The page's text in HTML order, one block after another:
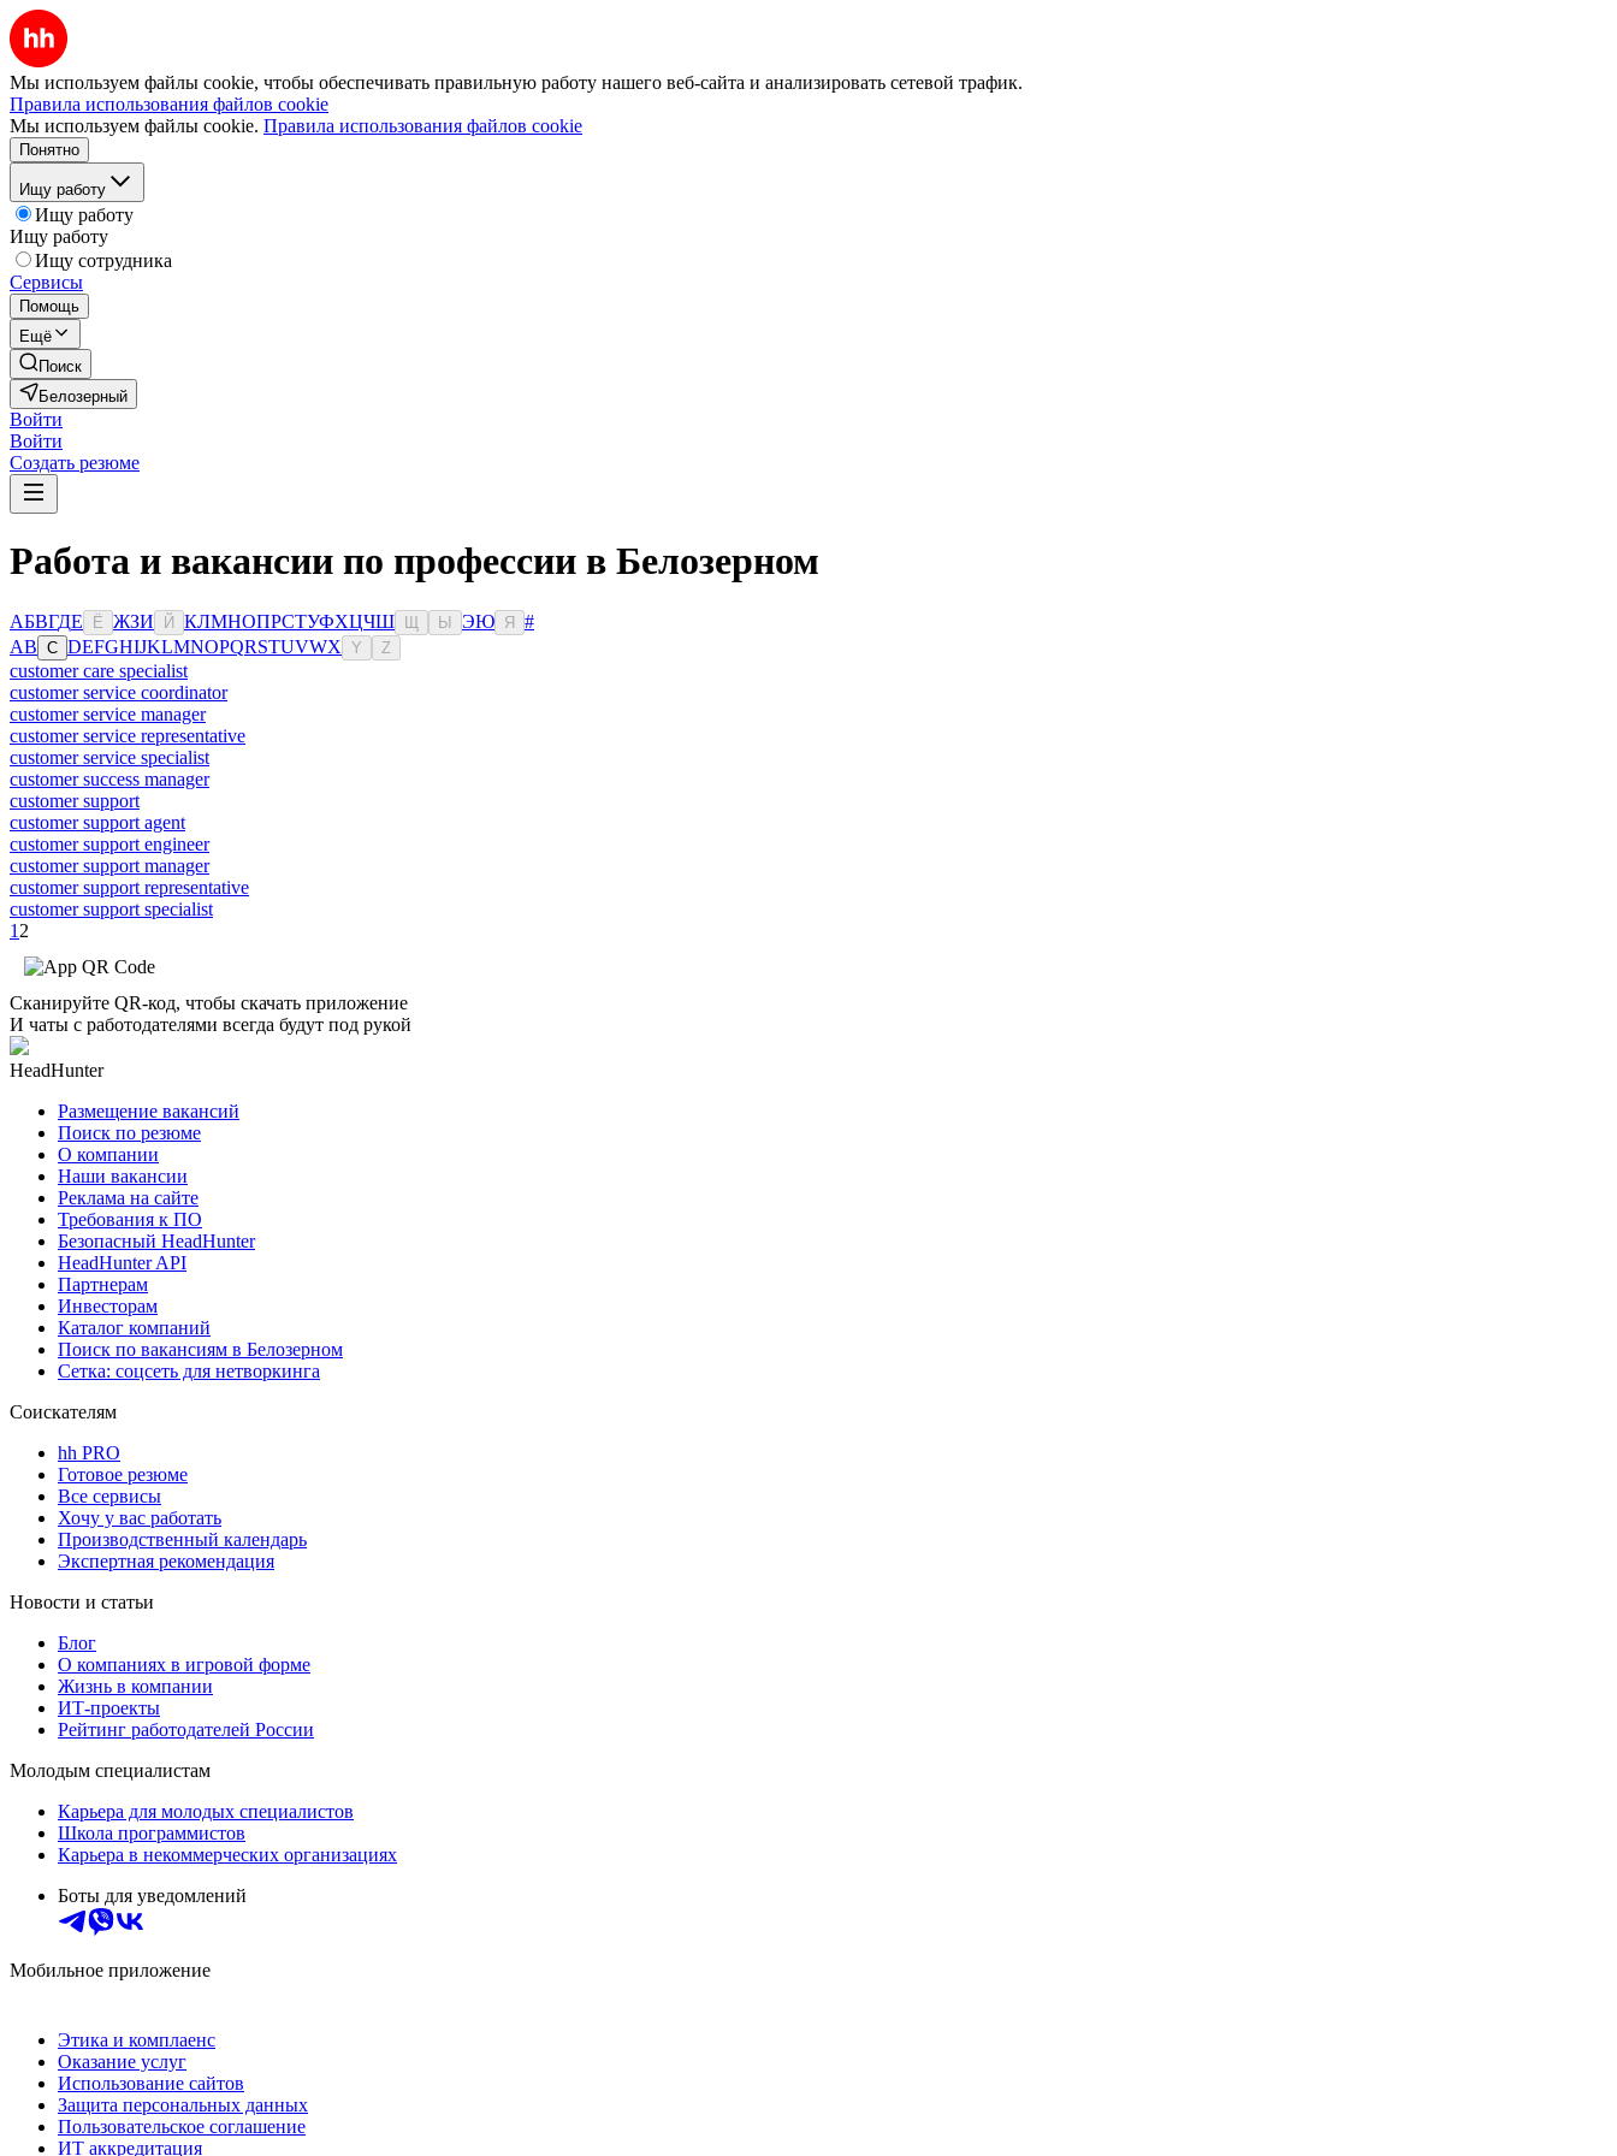
Мы используем файлы cookie, чтобы обеспечивать правильную работу нашего веб-сайта и анализировать сетевой трафик.
Правила использования файлов cookie
Мы используем файлы cookie. Правила использования файлов cookie
Понятно
Ищу работу
Ищу работу
Ищу работу
Ищу сотрудника
Сервисы
Помощь
Ещё
Поиск
Белозерный
Войти
Войти
Создать резюме
Работа и вакансии по профессии в Белозерном
АБВГДЕ Ё ЖЗИ Й КЛМНОПРСТУФХЦЧШ Ы ЭЮ Я
#
AB C DEFGHIJKLMNOPQRSTUVWX Y Z
customer care specialist
customer service coordinator
customer service manager
customer service representative
customer service specialist
customer success manager
customer support
customer support agent
customer support engineer
customer support manager
customer support representative
customer support specialist
1 2
Сканируйте QR-код, чтобы скачать приложение
И чаты с работодателями всегда будут под рукой
HeadHunter
Размещение вакансий
Поиск по резюме
О компании
Наши вакансии
Реклама на сайте
Требования к ПО
Безопасный HeadHunter
HeadHunter API
Партнерам
Инвесторам
Каталог компаний
Поиск по вакансиям в Белозерном
Сетка: соцсеть для нетворкинга
Соискателям
hh PRO
Готовое резюме
Все сервисы
Хочу у вас работать
Производственный календарь
Экспертная рекомендация
Новости и статьи
Блог
О компаниях в игровой форме
Жизнь в компании
ИТ-проекты
Рейтинг работодателей России
Молодым специалистам
Карьера для молодых специалистов
Школа программистов
Карьера в некоммерческих организациях
Боты для уведомлений
Мобильное приложение
Этика и комплаенс
Оказание услуг
Использование сайтов
Защита персональных данных
Пользовательское соглашение
ИТ аккредитация